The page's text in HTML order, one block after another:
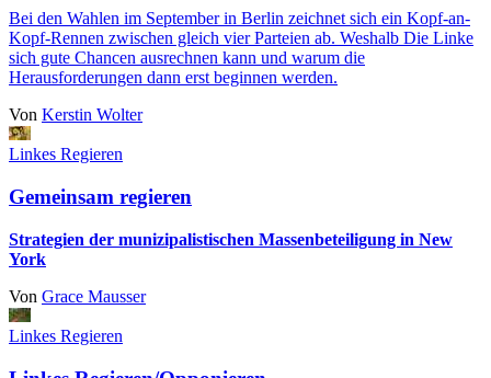
Bei den Wahlen im September in Berlin zeichnet sich ein Kopf-an-
Kopf-Rennen zwischen gleich vier Parteien ab. Weshalb Die Linke
sich gute Chancen ausrechnen kann und warum die
Herausforderungen dann erst beginnen werden.
Von Kerstin Wolter
Linkes Regieren
Gemeinsam regieren
Strategien der munizipalistischen Massenbeteiligung in New
York
Von Grace Mausser
Linkes Regieren